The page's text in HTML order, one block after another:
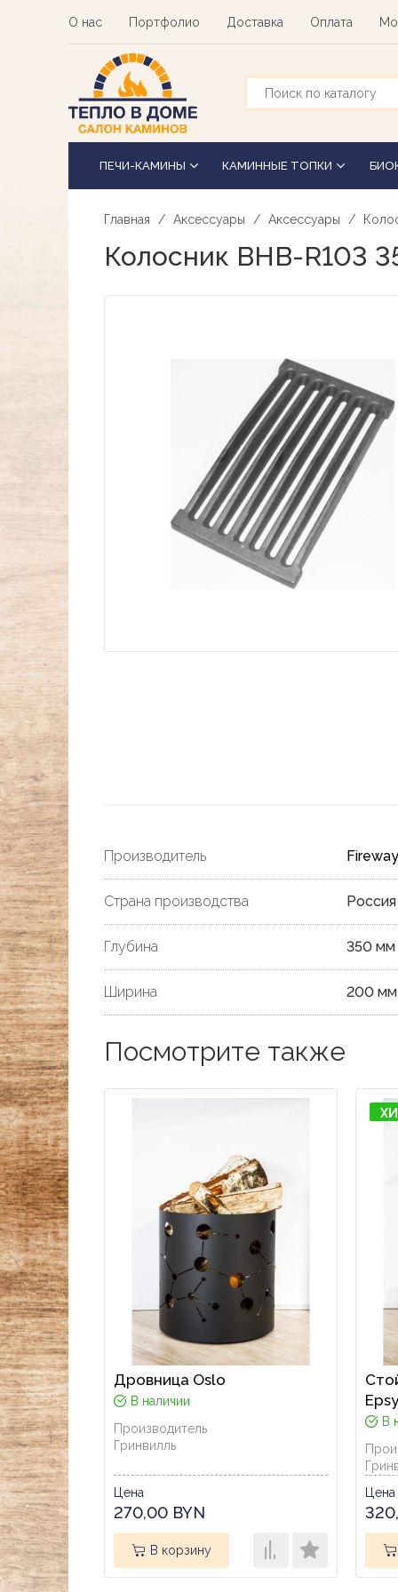
О нас Портфолио Доставка Оплата
ПЕЧИ-КАМИНЫ КАМИННЫЕ ТОПКИ
Главная Аксессуары Аксессуары
Колосник BHB-R103
Производитель Fireway
Страна производства Россия
Глубина 350 мм
Ширина 200 мм
Посмотрите также
Дровница Oslo
В наличии
Производитель
Гринвилль
Цена
270,00 BYN
В корзину
В
Цена